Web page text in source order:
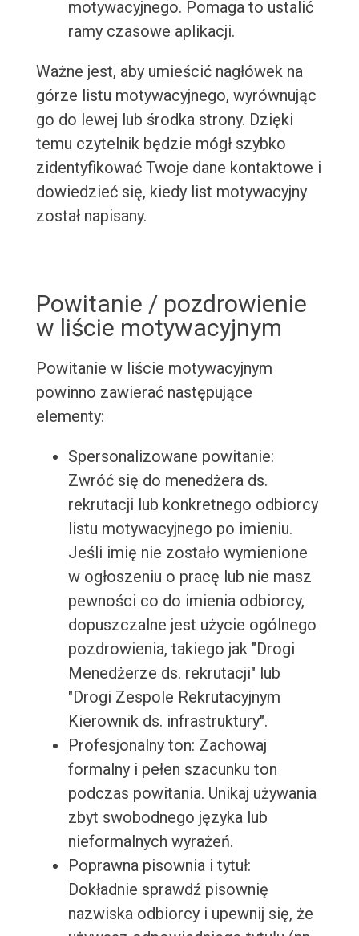
motywacyjnego. Pomaga to ustalić
ramy czasowe aplikacji.
Ważne jest, aby umieścić nagłówek na
górze listu motywacyjnego, wyrównując
go do lewej lub środka strony. Dzięki
temu czytelnik będzie mógł szybko
zidentyfikować Twoje dane kontaktowe i
dowiedzieć się, kiedy list motywacyjny
został napisany.
Powitanie / pozdrowienie
w liście motywacyjnym
Powitanie w liście motywacyjnym
powinno zawierać następujące
elementy:
Spersonalizowane powitanie:
Zwróć się do menedżera ds.
rekrutacji lub konkretnego odbiorcy
listu motywacyjnego po imieniu.
Jeśli imię nie zostało wymienione
w ogłoszeniu o pracę lub nie masz
pewności co do imienia odbiorcy,
dopuszczalne jest użycie ogólnego
pozdrowienia, takiego jak "Drogi
Menedżerze ds. rekrutacji" lub
"Drogi Zespole Rekrutacyjnym
Kierownik ds. infrastruktury".
Profesjonalny ton: Zachowaj
formalny i pełen szacunku ton
podczas powitania. Unikaj używania
zbyt swobodnego języka lub
nieformalnych wyrażeń.
Poprawna pisownia i tytuł:
Dokładnie sprawdź pisownię
nazwiska odbiorcy i upewnij się, że